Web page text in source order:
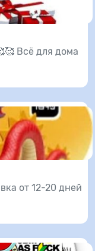
Всё для дома
от 12-20 дней